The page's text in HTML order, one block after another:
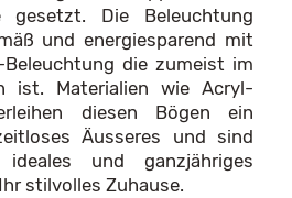
gesetzt. Die Beleuchtung
und energiesparend mit
Beleuchtung die zumeist im
ist. Materialien wie Acryl-
diesen Bögen ein
Äusseres und sind
und ganzjähriges
stilvolles Zuhause.